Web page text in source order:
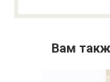
Вам